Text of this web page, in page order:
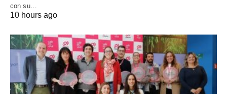
con su…
10 hours ago